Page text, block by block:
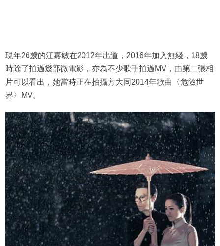
現年26歲的江嘉敏在2012年出道，2016年加入無綫，18歲
時除了拍過幾部微電影，亦為不少歌手拍過MV，由第二張相
片可以看出，她當時正在拍攝方大同2014年歌曲〈危險世
界〉MV。